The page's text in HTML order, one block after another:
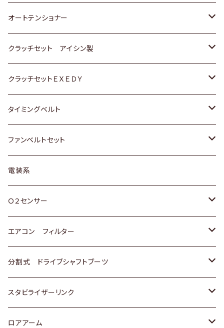
スバル
三菱
スバル
三菱
スバル
いすゞ
ダイハツ
マツダ
三菱
スバル
日野
GOLF
ＷＡＧＥＮ
アストロ（シボレー）
クライスラー
ＷＡＧＥＮ
ＶＯＬＶＯ
ホンダ
スズキ
日産
ダイハツ
マツダ
三菱
スバル
スズキ
ダイハツ
日産
ホンダ
マツダ
オートテンショナー
トヨタ
クラッチセット アイシン製
ホンダ
スズキ
ダイハツ
マツダ
三菱
スバル
クラッチセットＥＸＥＤＹ
ホンダ
スズキ
日産
ダイハツ
マツダ
三菱
スバル
タイミングベルト
トヨタ
スズキ
ダイハツ
三菱
スバル
ファンベルトセット
トヨタ
ホンダ
スズキ
日産
いすゞ
ダイハツ
電装系
Ｏ２センサー
トヨタ
ホンダ
スズキ
日産
エアコン フィルター
トヨタ
ホンダ
スズキ
分割式 ドライブシャフトブーツ
トヨタ
ホンダ
スタビライザーリンク
トヨタ
ロアアーム